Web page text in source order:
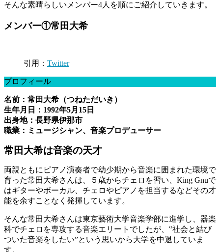
そんな素晴らしいメンバー4人を順にご紹介していきます。
メンバー①常田大希
引用： Twitter
プロフィール
名前：常田大希（つねただいき）
生年月日：1992年5月15日
出身地：長野県伊那市
職業：ミュージシャン、音楽プロデューサー
常田大希は音楽の天才
両親ともにピアノ演奏者で幼少期から音楽に囲まれた環境で
育った常田大希さんは、５歳からチェロを習い、King Gnuで
はギターやボーカル、チェロやピアノを担当するなどその才
能を余すことなく発揮しています。
そんな常田大希さんは東京藝術大学音楽学部に進学し、器楽
科でチェロを専攻する音楽エリートでしたが、‟社会と結び
ついた音楽をしたい”という思いから大学を中退していま
す。